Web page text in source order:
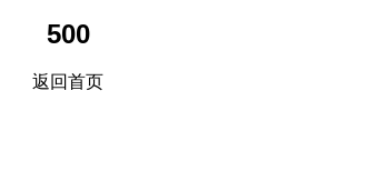
500
返回首页